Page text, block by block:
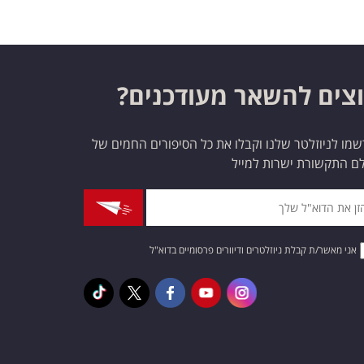
להשאר מעודכנים?
לניוזלטר שלנו וקבלו את כל הסיפורים החמים של
התקשורת ישרות למייל
אני מאשר/ת קבלת ניוזלטרים ודיוורים פרסומיים בדוא"ל